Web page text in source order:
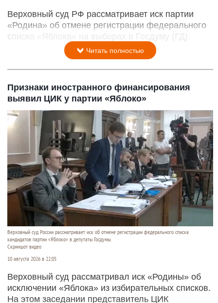
Верховный суд РФ рассматривает иск партии
«Родина» об отмене регистрации федерального
списка «Яблока» на выборах в Госдуму (ГД).
Читать полностью
Признаки иностранного финансирования
выявил ЦИК у партии «Яблоко»
Верховный суд России рассматривает иск об отмене регистрации федерального списка
кандидатов партии «Яблоко» в депутаты Госдумы.
Скриншот видео
10 августа 2026 в 22:05
Верховный суд рассматривал иск «Родины» об
исключении «Яблока» из избирательных списков.
На этом заседании представитель ЦИК